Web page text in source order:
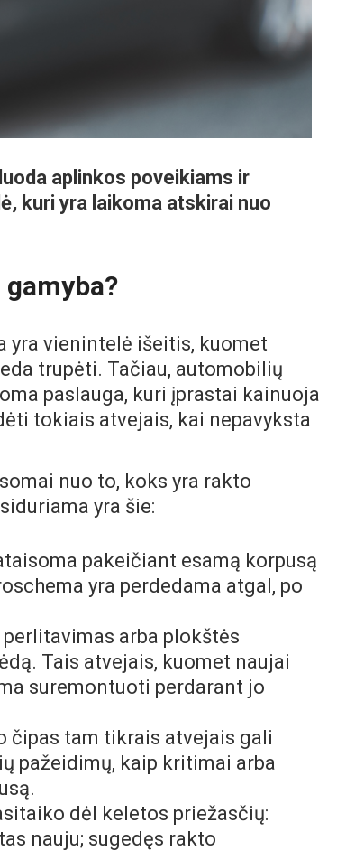
aplinkos poveikiams ir
kuri yra laikoma atskirai nuo
yra vienintelė išeitis, kuomet
trupėti. Tačiau, automobilių
paslauga, kuri įprastai kainuoja
tokiais atvejais, kai nepavyksta
nuo to, koks yra rakto
yra šie:
pakeičiant esamą korpusą
yra perdedama atgal, po
arba plokštės
Tais atvejais, kuomet naujai
suremontuoti perdarant jo
čipas tam tikrais atvejais gali
pažeidimų, kaip kritimai arba
dėl keletos priežasčių:
nauju; sugedęs rakto